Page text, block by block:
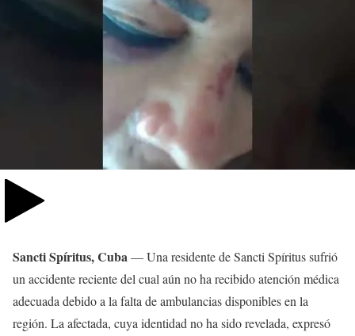
Sancti Spíritus, Cuba— Una residente de Sancti Spíritus sufrió
un accidente reciente del cual aún no ha recibido atención médica
adecuada debido a la falta de ambulancias disponibles en la
región. La afectada, cuya identidad no ha sido revelada, expresó